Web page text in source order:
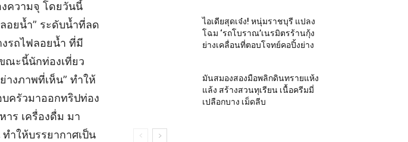
งความจุ โดยวันนี้
อยน้ำ” ระดับน้ำที่ลด
รถไฟลอยน้ำ ที่มี
ณะนี้นักท่องเที่ยว
งภาพที่เห็น” ทำให้
ครัวมาออกทริปท่อง
าร เครื่องดื่ม มา
ำให้บรรยากาศเป็น
ไอเดียสุดเจ๋ง! หนุ่มราชบุรี แปลง
โฉม ‘รถโบราณ’เนรมิตรร้านกุ้ง
ย่างเคลื่อนที่ตอบโจทย์คอปิ้งย่าง
มันสมองสองมือพลิกดินทรายแห้ง
แล้ง สร้างสวนทุเรียน เนื้อครีมมี่
เปลือกบาง เม็ดลีบ